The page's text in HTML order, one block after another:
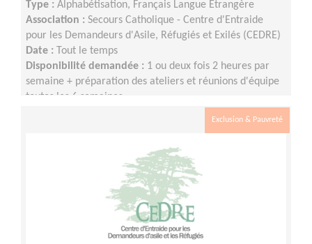
Type : Alphabétisation, Français Langue Étrangère
Association : Secours Catholique - Centre d'Entraide
pour les Demandeurs d'Asile, Réfugiés et Exilés (CEDRE)
Date :
Tout le temps
Disponibilité demandée : 1 ou deux fois 2 heures par
semaine + préparation des ateliers et réunions d'équipe
toutes les 6 semaines
Exclusion & Pauvreté